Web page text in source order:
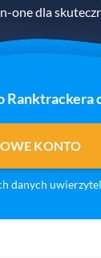
dla
KONTO
danych